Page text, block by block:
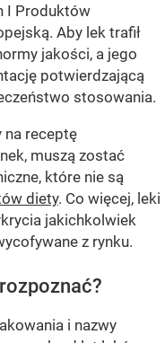
I Produktów
Aby lek trafił
jakości, a jego
potwierdzającą
stosowania.
na receptę
muszą zostać
które nie są
diety. Co więcej, leki
jakichkolwiek
z rynku.
i nazwy